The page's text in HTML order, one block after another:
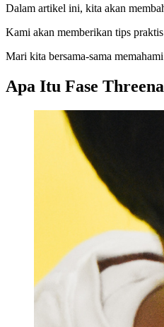
Dalam artikel ini, kita akan
Kami akan memberikan tips
Mari kita bersama-sama
Apa Itu Fase